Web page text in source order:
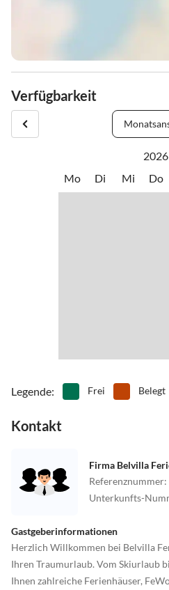
Verfügbarkeit
2026
Mo
Di Mi Do
Legende: Frei Belegt
Kontakt
Firma Belvilla
Referenznummer:
Unterkunfts-
Gastgeberinformationen
Herzlich Willkommen bei Belvilla
Ihren Traumurlaub. Vom Skiurlaub
Ihnen zahlreiche Ferienhäuser,